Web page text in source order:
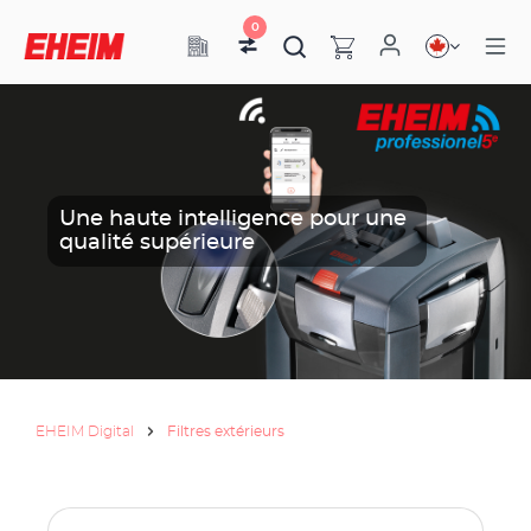
0
Une haute intelligence pour une
qualité supérieure
EHEIM Digital Filtres extérieurs